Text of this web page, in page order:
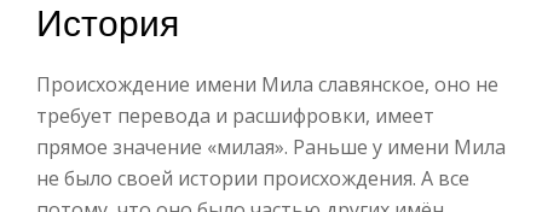
История
Происхождение имени Мила славянское, оно не
требует перевода и расшифровки, имеет
прямое значение «милая». Раньше у имени Мила
не было своей истории происхождения. А все